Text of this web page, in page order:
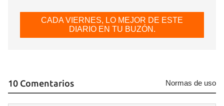
CADA VIERNES, LO MEJOR DE ESTE
DIARIO EN TU BUZÓN.
10 Comentarios Normas de uso